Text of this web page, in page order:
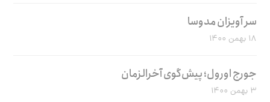
سر آویزان مدوسا
۱۸ بهمن ۱۴۰۰
جورج اورول؛ پیش‌گوی آخرالزمان
۳ بهمن ۱۴۰۰